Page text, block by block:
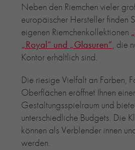
Neben den Riemchen vieler
europäischer Hersteller finden
eigenen Riemchenkollektionen
„Royal“ und „Glasuren“, die
Kontor erhältlich sind.
Die riesige Vielfalt an Farben,
Oberflächen eröffnet Ihnen
Gestaltungsspielraum und
unterschiedliche Budgets. Die
können als Verblender innen
werden.